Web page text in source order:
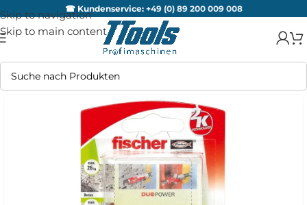
Skip to navigation
Skip to main content
☎ Kundenservice: +49 (0) 89 200 009 008